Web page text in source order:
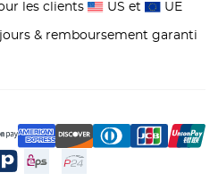
les clients US et UE
& remboursement garanti